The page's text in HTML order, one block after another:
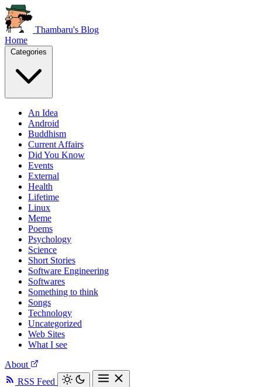
Thambaru's Blog
Home
An Idea
Android
Buddhism
Current Affairs
Did You Know
Events
External
Health
Lifetime
Linux
Meme
Poems
Psychology
Science
Short Stories
Software Engineering
Softwares
Something to think
Songs
Technology
Uncategorized
Web Sites
What I see
About
RSS Feed